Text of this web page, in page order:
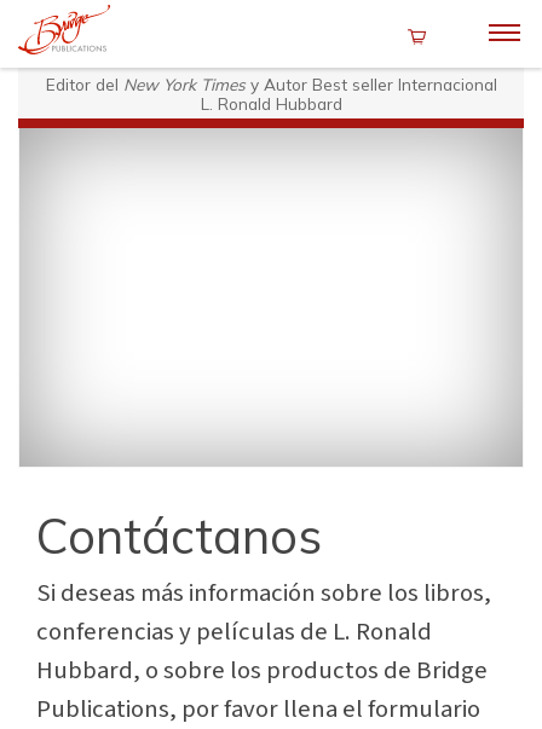
Editor del New York Timesy Autor Best seller Internacional
L. Ronald Hubbard
Contáctanos
Si deseas más información sobre los libros,
conferencias y películas de L. Ronald
Hubbard, o sobre los productos de Bridge
Publications, por favor llena el formulario